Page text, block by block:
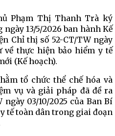
Phạm Thị Thanh Trà ký
13/5/2026 ban hành Kế
Chỉ thị số 52-CT/TW ngày
về thực hiện bảo hiểm y tế
(Kế hoạch).
tổ chức thể chế hóa và
vụ và giải pháp đã đề ra
03/10/2025 của Ban Bí
tế toàn dân trong giai đoạn